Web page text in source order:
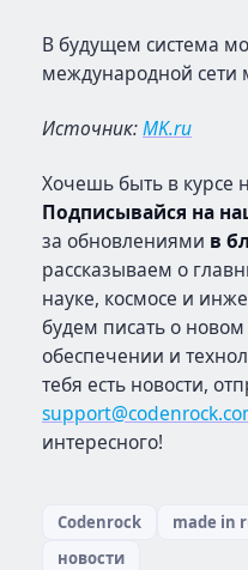
В будущем система
международной сети
Источник:MK.ru
Хочешь быть в курсе
Подписывайся на
за обновлениями в
рассказываем о
науке, космосе и
будем писать о
обеспечении и
тебя есть новости,
интересного!
Codenrock made in
новости